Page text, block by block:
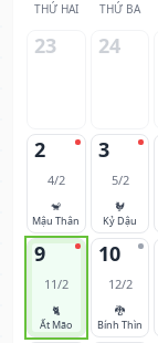
THỨ HAI THỨ BA
23 24
2
4/2
🐒
Mậu Thân
3
5/2
🐓
Kỷ Dậu
9
11/2
🐈
Ất Mão
10
12/2
🐉
Bính Thìn